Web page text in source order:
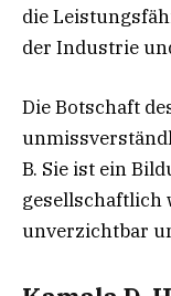
die
der Industrie
Die Botschaft
B. Sie ist ein
unverzichtbar